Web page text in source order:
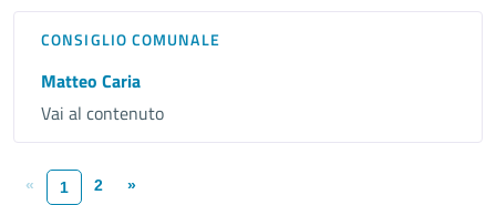
CONSIGLIO COMUNALE
Matteo Caria
Vai al contenuto
« 1 2 »